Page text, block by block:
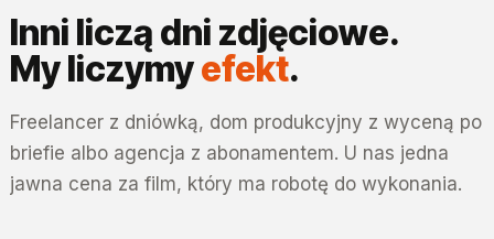
Inni liczą dni zdjęciowe.
My liczymyefekt.
Freelancer z dniówką, dom produkcyjny z wyceną po
briefie albo agencja z abonamentem. U nas jedna
jawna cena za film, który ma robotę do wykonania.